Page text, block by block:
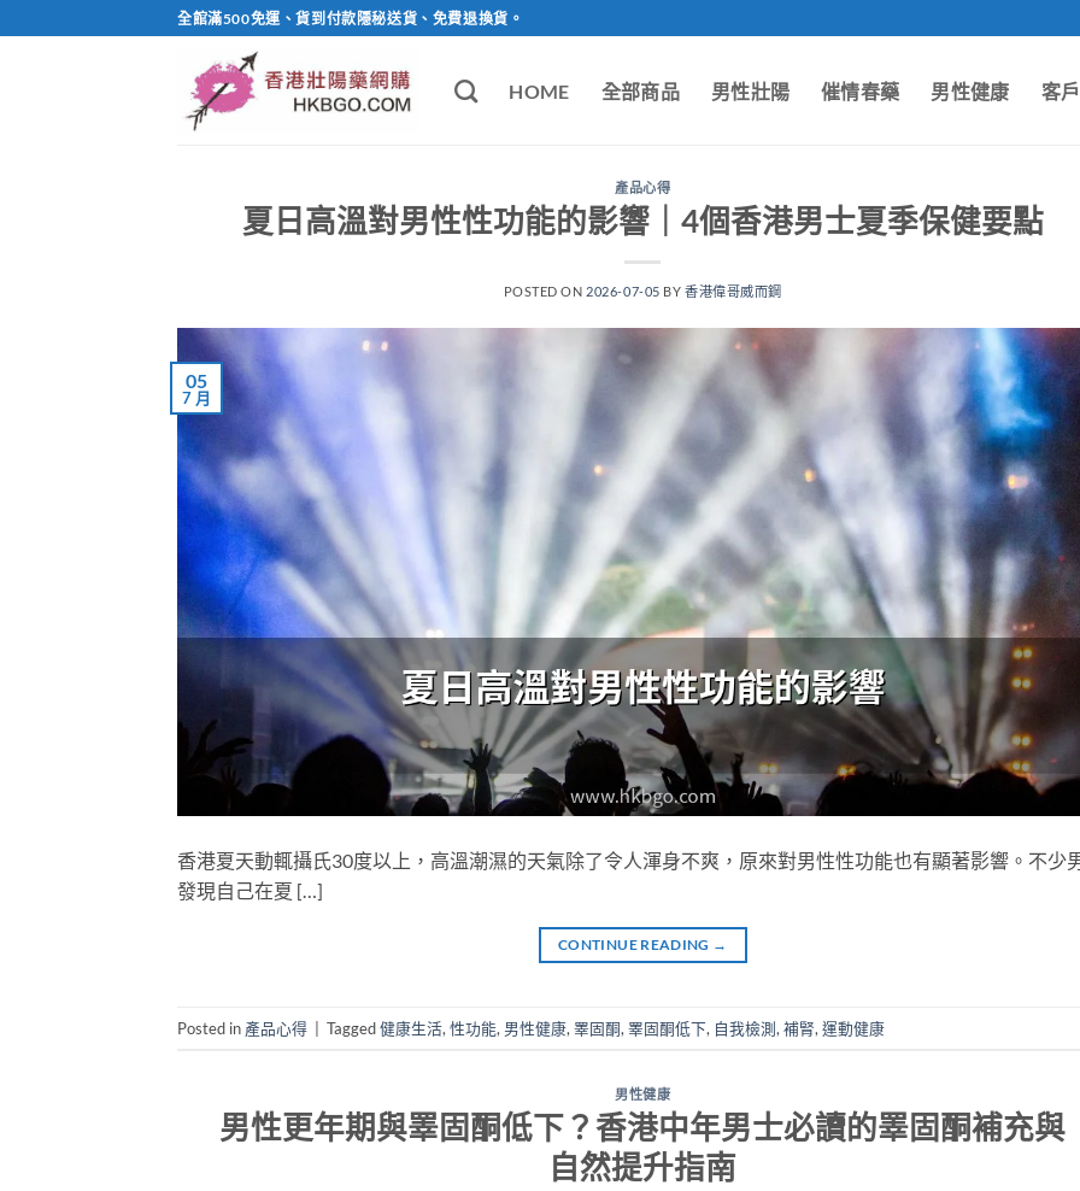
to
全館滿500免運、貨到付款隱秘送貨、免費退換貨。
HOME 全部商品 男性壯陽 催情春藥 男性健康 客
產品心得
夏日高溫對男性性功能的影響｜4個香港男士夏季保健要點
POSTED ON 2026-07-05 BY香港偉哥威而鋼
05
7 月
香港夏天動輒攝氏30度以上，高溫潮濕的天氣除了令人渾身不爽，原來對男性性功能也有顯著影響。不少
發現自己在夏 […]
CONTINUE READING →
Posted in 產品心得 | Tagged健康生活, 性功能, 男性健康, 睪固酮, 睪固酮低下, 自我檢測, 補腎, 運動健康
男性健康
男性更年期與睪固酮低下？香港中年男士必讀的睪固酮補充與
自然提升指南